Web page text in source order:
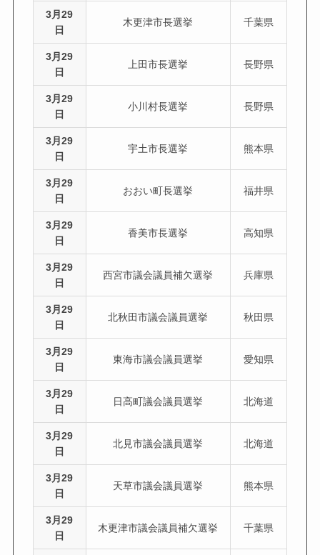
3月29
日
木更津市長選挙 千葉県
3月29
日
上田市長選挙 長野県
3月29
日
小川村長選挙 長野県
3月29
日
宇土市長選挙 熊本県
3月29
日
おおい町長選挙 福井県
3月29
日
香美市長選挙 高知県
3月29
日
西宮市議会議員補欠選挙 兵庫県
3月29
日
北秋田市議会議員選挙 秋田県
3月29
日
東海市議会議員選挙 愛知県
3月29
日
日高町議会議員選挙 北海道
3月29
日
北見市議会議員選挙 北海道
3月29
日
天草市議会議員選挙 熊本県
3月29
日
木更津市議会議員補欠選挙 千葉県